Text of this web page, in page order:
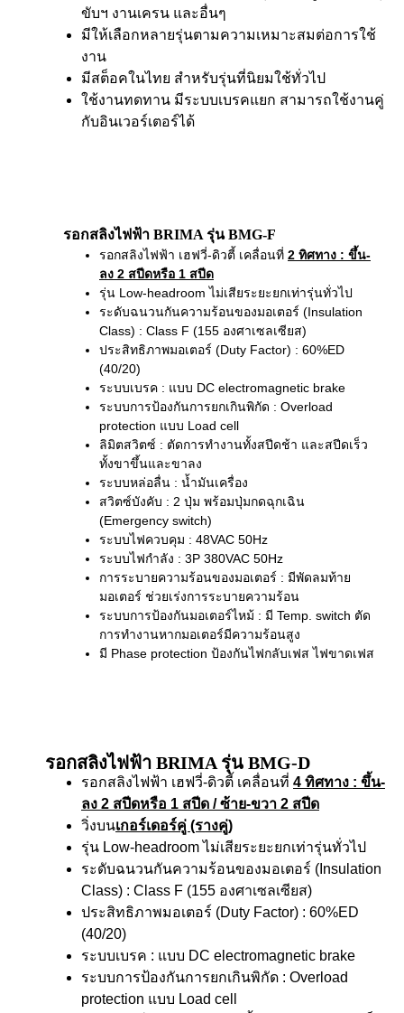
ขับฯ งานเครน และอื่นๆ
มีให้เลือกหลายรุ่นตามความเหมาะสมต่อการใช้
งาน
มีสต็อคในไทย สำหรับรุ่นที่นิยมใช้ทั่วไป
ใช้งานทดทาน มีระบบเบรคแยก สามารถใช้งานคู่
กับอินเวอร์เตอร์ได้
รอกสลิงไฟฟ้า BRIMA รุ่น BMG-F
รอกสลิงไฟฟ้า เฮฟวี่-ดิวตี้ เคลื่อนที่ 2 ทิศทาง : ขึ้น-
ลง 2 สปีดหรือ 1 สปีด
รุ่น Low-headroom ไม่เสียระยะยกเท่ารุ่นทั่วไป
ระดับฉนวนกันความร้อนของมอเตอร์ (Insulation
Class) : Class F (155 องศาเซลเซียส)
ประสิทธิภาพมอเตอร์ (Duty Factor) : 60%ED
(40/20)
ระบบเบรค : แบบ DC electromagnetic brake
ระบบการป้องกันการยกเกินพิกัด : Overload
protection แบบ Load cell
ลิมิตสวิตซ์ : ตัดการทำงานทั้งสปีดช้า และสปีดเร็ว
ทั้งขาขึ้นและขาลง
ระบบหล่อลื่น : น้ำมันเครื่อง
สวิตซ์บังคับ : 2 ปุ่ม พร้อมปุ่มกดฉุกเฉิน
(Emergency switch)
ระบบไฟควบคุม : 48VAC 50Hz
ระบบไฟกำลัง : 3P 380VAC 50Hz
การระบายความร้อนของมอเตอร์ : มีพัดลมท้าย
มอเตอร์ ช่วยเร่งการระบายความร้อน
ระบบการป้องกันมอเตอร์ไหม้ : มี Temp. switch ตัด
การทำงานหากมอเตอร์มีความร้อนสูง
มี Phase protection ป้องกันไฟกลับเฟส ไฟขาดเฟส
รอกสลิงไฟฟ้า BRIMA รุ่น BMG-D
รอกสลิงไฟฟ้า เฮฟวี่-ดิวตี้ เคลื่อนที่ 4 ทิศทาง : ขึ้น-
ลง 2 สปีดหรือ 1 สปีด / ซ้าย-ขวา 2 สปีด
วิ่งบนเกอร์เดอร์คู่ (รางคู่)
รุ่น Low-headroom ไม่เสียระยะยกเท่ารุ่นทั่วไป
ระดับฉนวนกันความร้อนของมอเตอร์ (Insulation
Class) : Class F (155 องศาเซลเซียส)
ประสิทธิภาพมอเตอร์ (Duty Factor) : 60%ED
(40/20)
ระบบเบรค : แบบ DC electromagnetic brake
ระบบการป้องกันการยกเกินพิกัด : Overload
protection แบบ Load cell